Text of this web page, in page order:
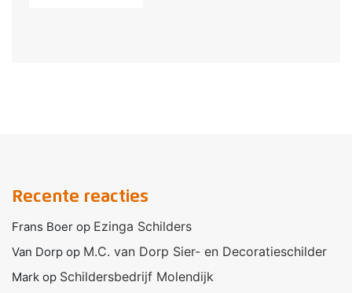
Recente reacties
Frans Boer op Ezinga Schilders
Van Dorp op M.C. van Dorp Sier- en Decoratieschilder
Mark op Schildersbedrijf Molendijk